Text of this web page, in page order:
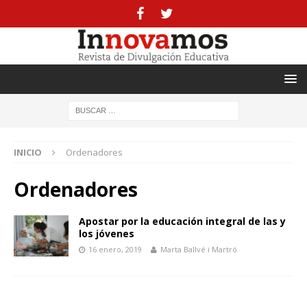
INICIO Ordenadores
Ordenadores
Apostar por la educación integral de las y
los jóvenes
16 enero, 2019 Marta Ballvé i Martró